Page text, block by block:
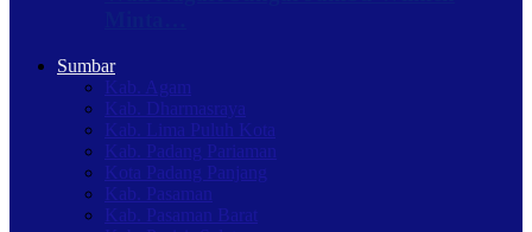
Sumbar
Kab. Agam
Kab. Dharmasraya
Kab. Lima Puluh Kota
Kab. Padang Pariaman
Kota Padang Panjang
Kab. Pasaman
Kab. Pasaman Barat